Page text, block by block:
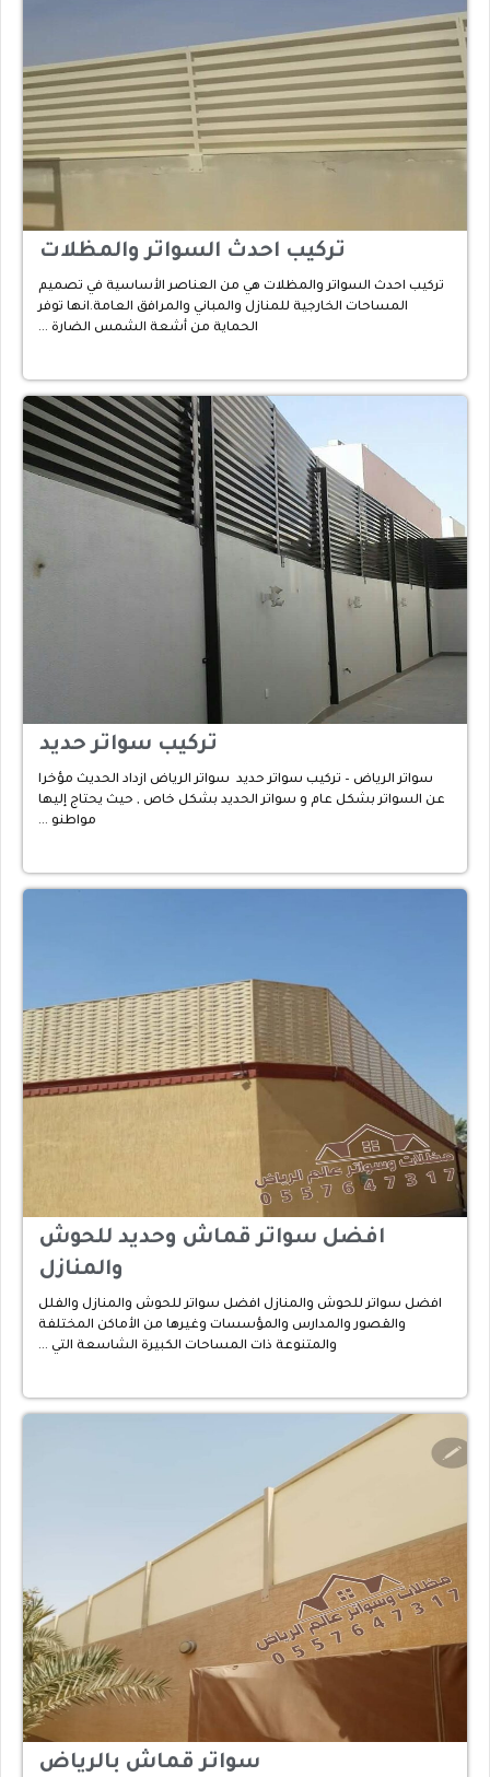
تركيب احدث السواتر والمظلات
تركيب احدث السواتر والمظلات هي من العناصر الأساسية في تصميم
المساحات الخارجية للمنازل والمباني والمرافق العامة.انها توفر
الحماية من أشعة الشمس الضارة …
تركيب سواتر حديد
سواتر الرياض – تركيب سواتر حديد سواتر الرياض ازداد الحديث مؤخرا
عن السواتر بشكل عام و سواتر الحديد بشكل خاص , حيث يحتاج إليها
مواطنو …
افضل سواتر قماش وحديد للحوش
والمنازل
افضل سواتر للحوش والمنازل افضل سواتر للحوش والمنازل والفلل
والقصور والمدارس والمؤسسات وغيرها من الأماكن المختلفة
والمتنوعة ذات المساحات الكبيرة الشاسعة التي …
سواتر قماش بالرياض